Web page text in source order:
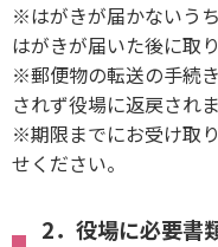
※はがきが届かないう
はがきが届いた後に取
※郵便物の転送の手続
されず役場に返戻されま
※期限までにお受け取
せください。
2．役場に必要書